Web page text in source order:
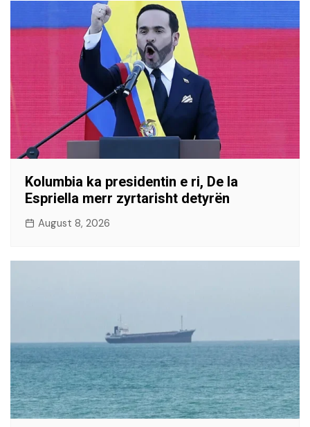
Kolumbia ka presidentin e ri, De la
Espriella merr zyrtarisht detyrën
August 8, 2026